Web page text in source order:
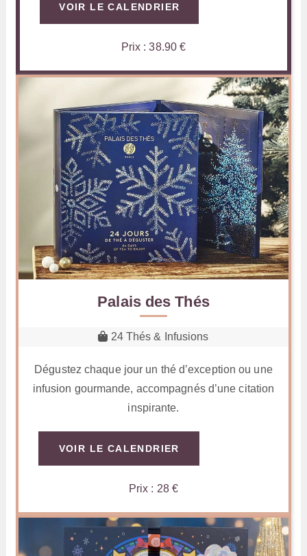
Palais des Thés
24 Thés & Infusions
Dégustez chaque jour un thé d’exception ou une
infusion gourmande, accompagnés d’une citation
inspirante.
VOIR LE CALENDRIER
Prix : 28 €
VOIR LE CALENDRIER
Prix : 38.90 €